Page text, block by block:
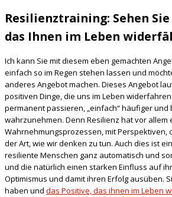
Resilienztraining: Sehen
das Ihnen im Leben
Ich kann Sie mit diesem eben gemachten
einfach so im Regen stehen lassen und
anderes Angebot machen. Dieses Angebot
positiven Dinge, die uns im Leben
permanent passieren, „einfach“ häufiger und
wahrzunehmen. Denn Resilienz hat vor allem
Wahrnehmungsprozessen, mit Perspektiven,
der Art, wie wir denken zu tun. Auch dies ist
resiliente Menschen ganz automatisch und
und die natürlich einen starken Einfluss auf
Optimismus und damit ihren Erfolg ausüben.
haben und das Positive, das ihnen im Leben